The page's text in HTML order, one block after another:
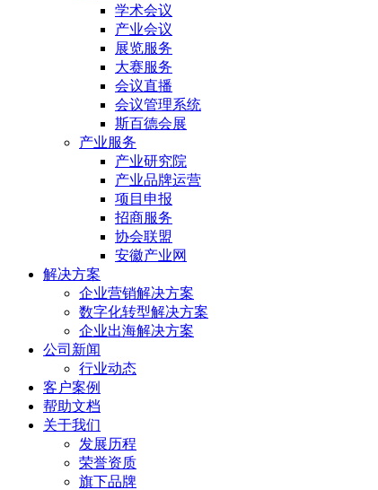
学术会议
产业会议
展览服务
大赛服务
会议直播
会议管理系统
斯百德会展
产业服务
产业研究院
产业品牌运营
项目申报
招商服务
协会联盟
安徽产业网
解决方案
企业营销解决方案
数字化转型解决方案
企业出海解决方案
公司新闻
行业动态
客户案例
帮助文档
关于我们
发展历程
荣誉资质
旗下品牌